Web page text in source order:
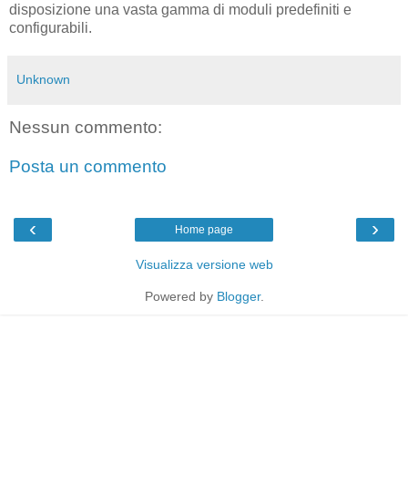
disposizione una vasta gamma di moduli predefiniti e
configurabili.
Unknown
Nessun commento:
Posta un commento
‹ ›
Home page
Visualizza versione web
Powered by Blogger.